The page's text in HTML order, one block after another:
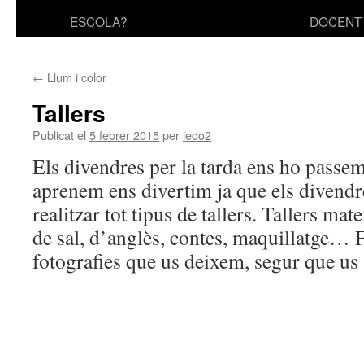
ESCOLA?
DOCENT
← Llum i color
Tallers
Publicat el 5 febrer 2015per iedo2
Els divendres per la tarda ens ho
aprenem ens divertim ja que els
realitzar tot tipus de tallers. Tallers
de sal, d’anglès, contes, maquillatge…
fotografies que us deixem, segur que us